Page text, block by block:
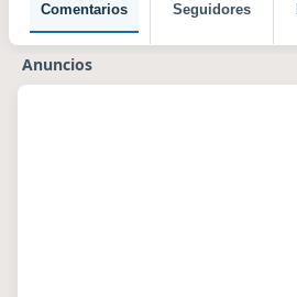
Comentarios Seguidores
Anuncios